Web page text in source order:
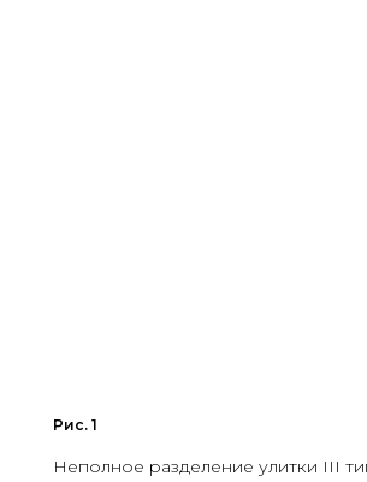
Рис. 1
Неполное разделение улитки III